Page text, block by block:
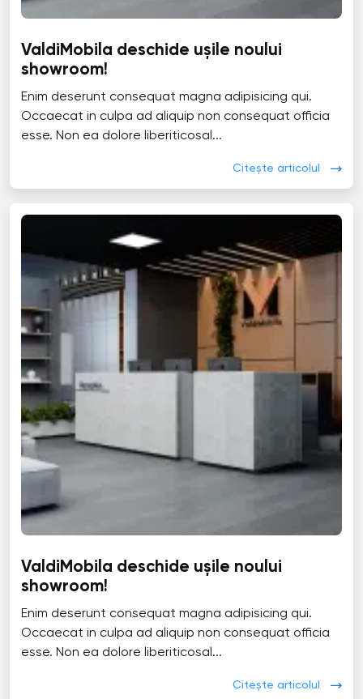
ValdiMobila deschide ușile noului
showroom!
Enim deserunt consequat magna adipisicing qui.
Occaecat in culpa ad aliquip non consequat officia
esse. Non ea dolore liberiticosal...
Citește articolul
ValdiMobila deschide ușile noului
showroom!
Enim deserunt consequat magna adipisicing qui.
Occaecat in culpa ad aliquip non consequat officia
esse. Non ea dolore liberiticosal...
Citește articolul